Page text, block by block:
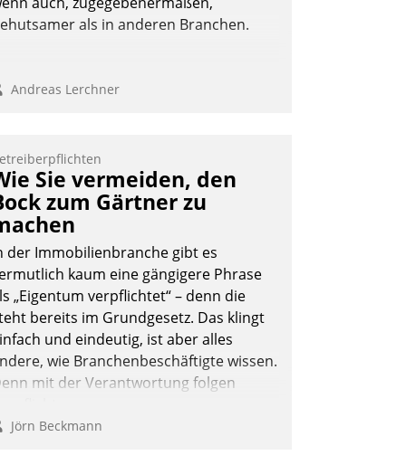
als in anderen Branchen.
Andreas Lerchner
Sie vermeiden, den
zum Gärtner zu
der Immobilienbranche gibt es
kaum eine gängigere Phrase
„Eigentum verpflichtet“ – denn die
bereits im Grundgesetz. Das klingt
und eindeutig, ist aber alles
wie Branchenbeschäftigte wissen.
mit der Verantwortung folgen
Jörn Beckmann